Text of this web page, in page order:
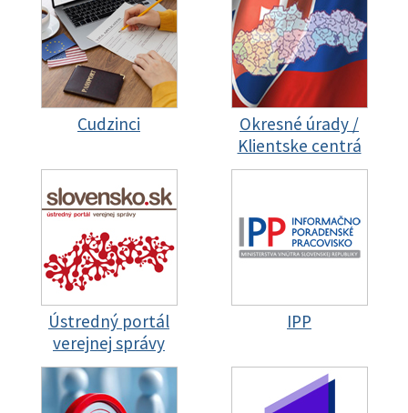
Cudzinci
Okresné úrady /
Klientske centrá
Ústredný portál
verejnej správy
IPP